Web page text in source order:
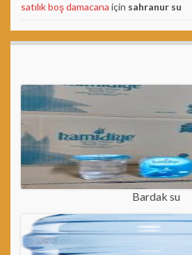
satılık boş damacana için sahranur su
Bardak su